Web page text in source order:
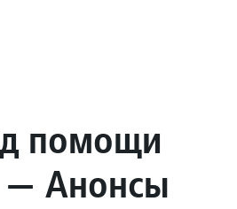
помощи
Анонсы